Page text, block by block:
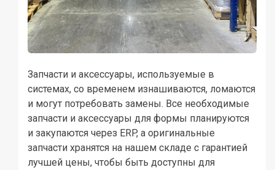
Запчасти и аксессуары, используемые в
системах, со временем изнашиваются, ломаются
и могут потребовать замены. Все необходимые
запчасти и аксессуары для формы планируются
и закупаются через ERP, а оригинальные
запчасти хранятся на нашем складе с гарантией
лучшей цены, чтобы быть доступны для